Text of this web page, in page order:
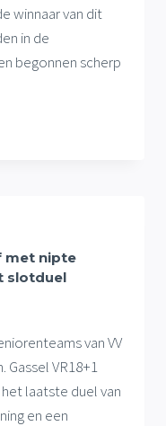
winnaar van dit
in de
begonnen scherp
met nipte
slotduel
van VV
VR18+1
laatste duel van
en een